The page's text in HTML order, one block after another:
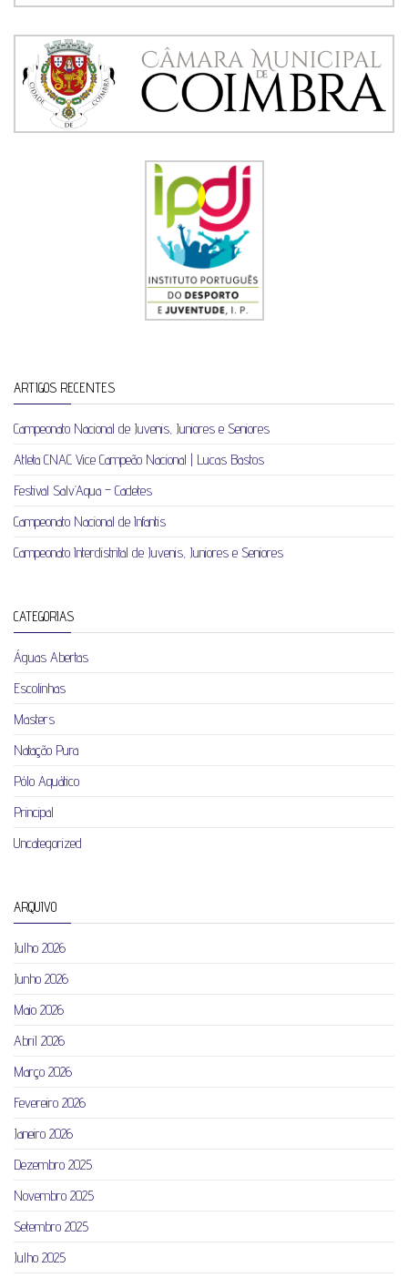
ARTIGOS RECENTES
Campeonato Nacional de Juvenis, Juniores e Seniores
Atleta CNAC Vice Campeão Nacional | Lucas Bastos
Festival Salv’Aqua – Cadetes
Campeonato Nacional de Infantis
Campeonato Interdistrital de Juvenis, Juniores e Seniores
CATEGORIAS
Águas Abertas
Escolinhas
Masters
Natação Pura
Pólo Aquático
Principal
Uncategorized
ARQUIVO
Julho 2026
Junho 2026
Maio 2026
Abril 2026
Março 2026
Fevereiro 2026
Janeiro 2026
Dezembro 2025
Novembro 2025
Setembro 2025
Julho 2025